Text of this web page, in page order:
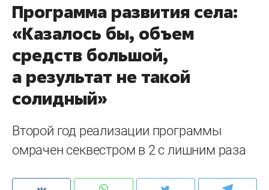
Программа развития села:
«Казалось бы, объем
средств большой,
а результат не такой
солидный»
Второй год реализации программы
омрачен секвестром в 2 с лишним раза